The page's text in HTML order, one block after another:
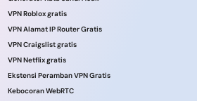
VPN Roblox gratis
VPN Alamat IP Router Gratis
VPN Craigslist gratis
VPN Netflix gratis
Ekstensi Peramban VPN Gratis
Kebocoran WebRTC